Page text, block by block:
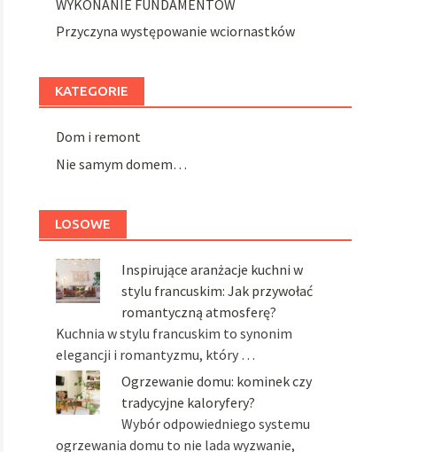
WYKONANIE FUNDAMENTÓW
Przyczyna występowanie wciornastków
KATEGORIE
Dom i remont
Nie samym domem…
LOSOWE
Inspirujące aranżacje kuchni w
stylu francuskim: Jak przywołać
romantyczną atmosferę?
Kuchnia w stylu francuskim to synonim
elegancji i romantyzmu, który …
Ogrzewanie domu: kominek czy
tradycyjne kaloryfery?
Wybór odpowiedniego systemu
ogrzewania domu to nie lada wyzwanie,